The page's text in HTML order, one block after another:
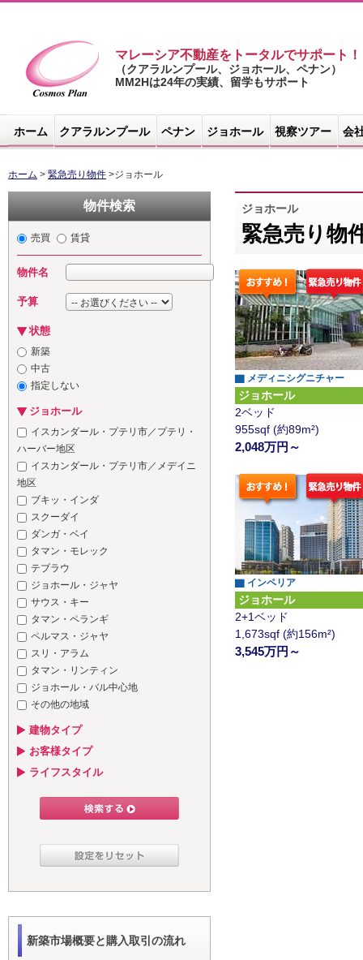
コスモスプラ
マレーシア不動産をトータルでサポート！
（クアラルンプール、ジョホール、ペナン）
MM2Hは24年の実績、留学もサポート
ホーム クアラルンプール ペナン ジョホール 視察ツアー 会
ホーム > 緊急売り物件 >ジョホール
物件検索
売買 賃貸
物件名
予算
状態
新築
中古
指定しない
ジョホール
イスカンダール・プテリ市／プテリ・
ハーバー地区
イスカンダール・プテリ市／メデイニ
地区
ブキッ・インダ
スクーダイ
ダンガ・ベイ
タマン・モレック
テブラウ
ジョホール・ジャヤ
サウス・キー
タマン・ペランギ
ペルマス・ジャヤ
スリ・アラム
タマン・リンティン
ジョホール・バル中心地
その他の地域
建物タイプ
お客様タイプ
ライフスタイル
新築市場概要と購入取引の流れ
ジョホール
緊急売り物
▇ メディニシグニチャー
ジョホール
2ベッド
955sqf (約89m²)
2,048万円～
▇ インペリア
ジョホール
2+1ベッド
1,673sqf (約156m²)
3,545万円～